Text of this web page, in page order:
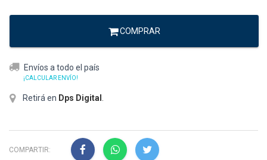
COMPRAR
Envíos a todo el país
¡CALCULAR ENVÍO!
Retirá en Dps Digital
COMPARTIR: